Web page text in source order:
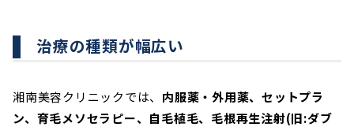
治療の種類が幅広い
湘南美容クリニックでは、 内服薬・外用薬、セットプラ
ン、育毛メソセラピー、自毛植毛、毛根再生注射(旧:ダブ